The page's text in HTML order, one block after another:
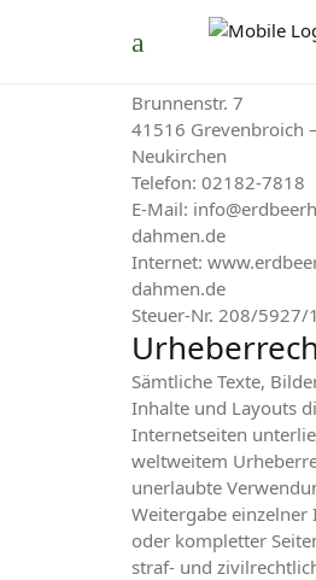
Erdbeerhof
Brunnenstr. 7
41516 Grevenbroich –
Neukirchen
Telefon: 02182-7818
E-Mail:
dahmen.de
Internet:
dahmen.de
Steuer-Nr. 208/5927/
Sämtliche Texte,
Inhalte und Layouts
Internetseiten
weltweitem
unerlaubte
Weitergabe einzelner
oder kompletter
straf- und